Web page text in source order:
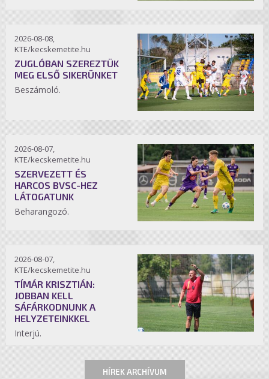
2026-08-08,
KTE/kecskemetite.hu
ZUGLÓBAN SZEREZTÜK
MEG ELSŐ SIKERÜNKET
Beszámoló.
2026-08-07,
KTE/kecskemetite.hu
SZERVEZETT ÉS
HARCOS BVSC-HEZ
LÁTOGATUNK
Beharangozó.
2026-08-07,
KTE/kecskemetite.hu
TÍMÁR KRISZTIÁN:
JOBBAN KELL
SÁFÁRKODNUNK A
HELYZETEINKKEL
Interjú.
HÍREK ARCHÍVUM